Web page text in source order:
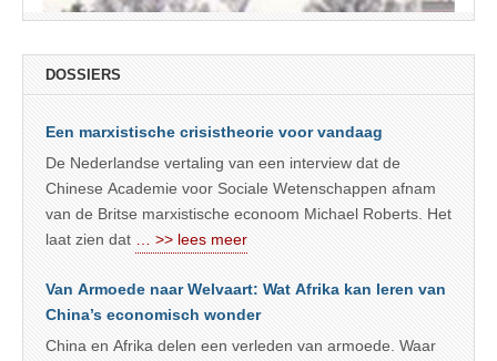
DOSSIERS
Een marxistische crisistheorie voor vandaag
De Nederlandse vertaling van een interview dat de
Chinese Academie voor Sociale Wetenschappen afnam
van de Britse marxistische econoom Michael Roberts. Het
laat zien dat
… >> lees meer
Van Armoede naar Welvaart: Wat Afrika kan leren van
China’s economisch wonder
China en Afrika delen een verleden van armoede. Waar